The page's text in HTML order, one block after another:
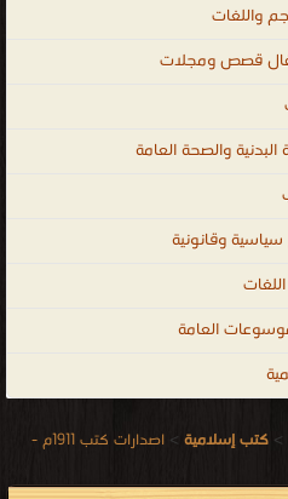
> كتب إسلامية >
اصدارات كتب 1911م -